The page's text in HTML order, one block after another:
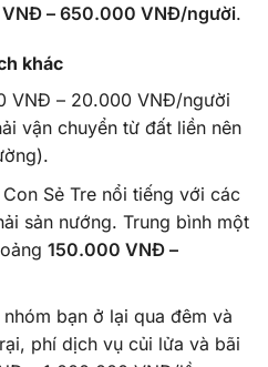
– 650.000 VNĐ/người.
khác
VNĐ – 20.000 VNĐ/người
vận chuyển từ đất liền nên
Sẻ Tre nổi tiếng với các
sản nướng. Trung bình một
150.000 VNĐ –
nhóm bạn ở lại qua đêm và
phí dịch vụ củi lửa và bãi